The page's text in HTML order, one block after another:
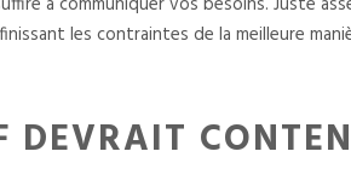
les contraintes de la meilleure
DEVRAIT